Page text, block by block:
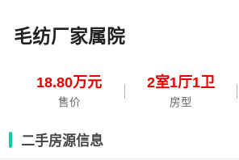
毛纺厂家属院
18.80万元
售价
2室1厅1卫
房型
二手房源信息